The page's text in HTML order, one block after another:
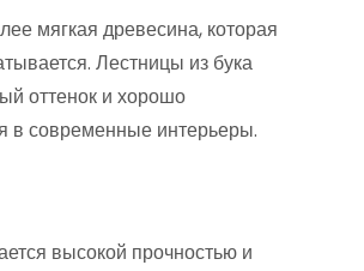
мягкая древесина, которая
Лестницы из бука
оттенок и хорошо
в современные интерьеры.
высокой прочностью и